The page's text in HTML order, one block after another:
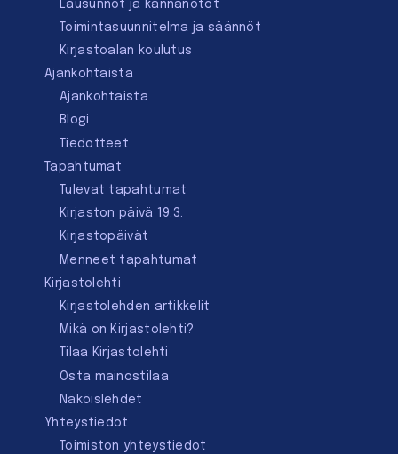
Lausunnot ja kannanotot
Toimintasuunnitelma ja säännöt
Kirjastoalan koulutus
Ajankohtaista
Ajankohtaista
Blogi
Tiedotteet
Tapahtumat
Tulevat tapahtumat
Kirjaston päivä 19.3.
Kirjastopäivät
Menneet tapahtumat
Kirjastolehti
Kirjastolehden artikkelit
Mikä on Kirjastolehti?
Tilaa Kirjastolehti
Osta mainostilaa
Näköislehdet
Yhteystiedot
Toimiston yhteystiedot